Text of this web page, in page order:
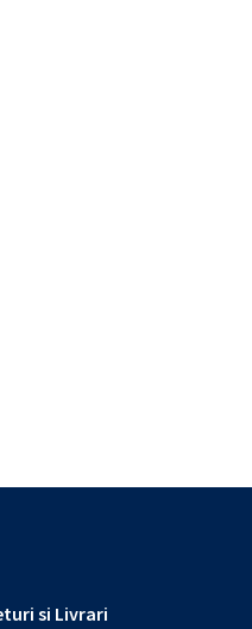
si Livrari